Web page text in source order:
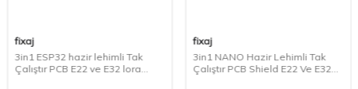
fixaj
3in1 ESP32 hazir lehimli Tak
Çalıştır PCB E22 ve E32 lora
fixaj
3in1 NANO Hazir Lehimli Tak
Çalıştır PCB Shield E22 Ve E32